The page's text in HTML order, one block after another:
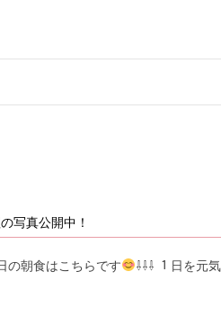
写真公開中！
朝食はこちらです
⇩⇩⇩ １日を元